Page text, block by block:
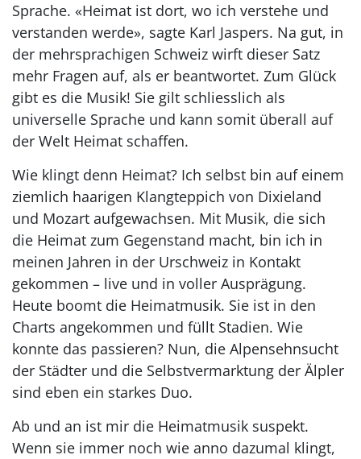
Sprache. «Heimat ist dort, wo ich verstehe und
verstanden werde», sagte Karl Jaspers. Na gut, in
der mehrsprachigen Schweiz wirft dieser Satz
mehr Fragen auf, als er beantwortet. Zum Glück
gibt es die Musik! Sie gilt schliesslich als
universelle Sprache und kann somit überall auf
der Welt Heimat schaffen.
Wie klingt denn Heimat? Ich selbst bin auf einem
ziemlich haarigen Klangteppich von Dixieland
und Mozart aufgewachsen. Mit Musik, die sich
die Heimat zum Gegenstand macht, bin ich in
meinen Jahren in der Urschweiz in Kontakt
gekommen – live und in voller Ausprägung.
Heute boomt die Heimatmusik. Sie ist in den
Charts angekommen und füllt Stadien. Wie
konnte das passieren? Nun, die Alpensehnsucht
der Städter und die Selbstvermarktung der Älpler
sind eben ein starkes Duo.
Ab und an ist mir die Heimatmusik suspekt.
Wenn sie immer noch wie anno dazumal klingt,